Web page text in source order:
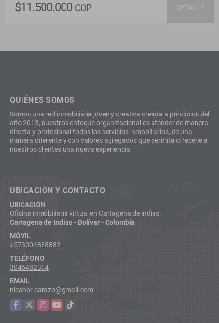
$11.500.000 COP DETALLE
QUIÉNES SOMOS
Somos una red inmobiliaria joven y creativa creada a principios del
año 2013, nuestros enfoque organizacional es atender de manera
directa y profesional todos los servicios inmobiliarios, de una
manera diferente y con valores agregados que permita ofrecerle a
nuestros clientes una nueva experiencia.
UBICACIÓN Y CONTACTO
UBICACIÓN
Oficina inmobiliaria virtual en Cartagena de indias.
Cartagena de Indias - Bolívar - Colombia
MÓVIL
+573004888882
TELÉFONO
3046482304
EMAIL
nicanor.carazo@gmail.com
Facebook
X Instagram
YouTubeTikTok